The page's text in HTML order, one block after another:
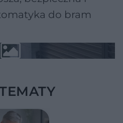
do bram